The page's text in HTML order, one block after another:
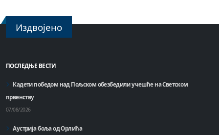
Издвојено
ПОСЛЕДЊЕ ВЕСТИ
Кадети победом над Пољском обезбедили учешће на Светском
првенству
07/08/2026
Аустрија боља од Орлића